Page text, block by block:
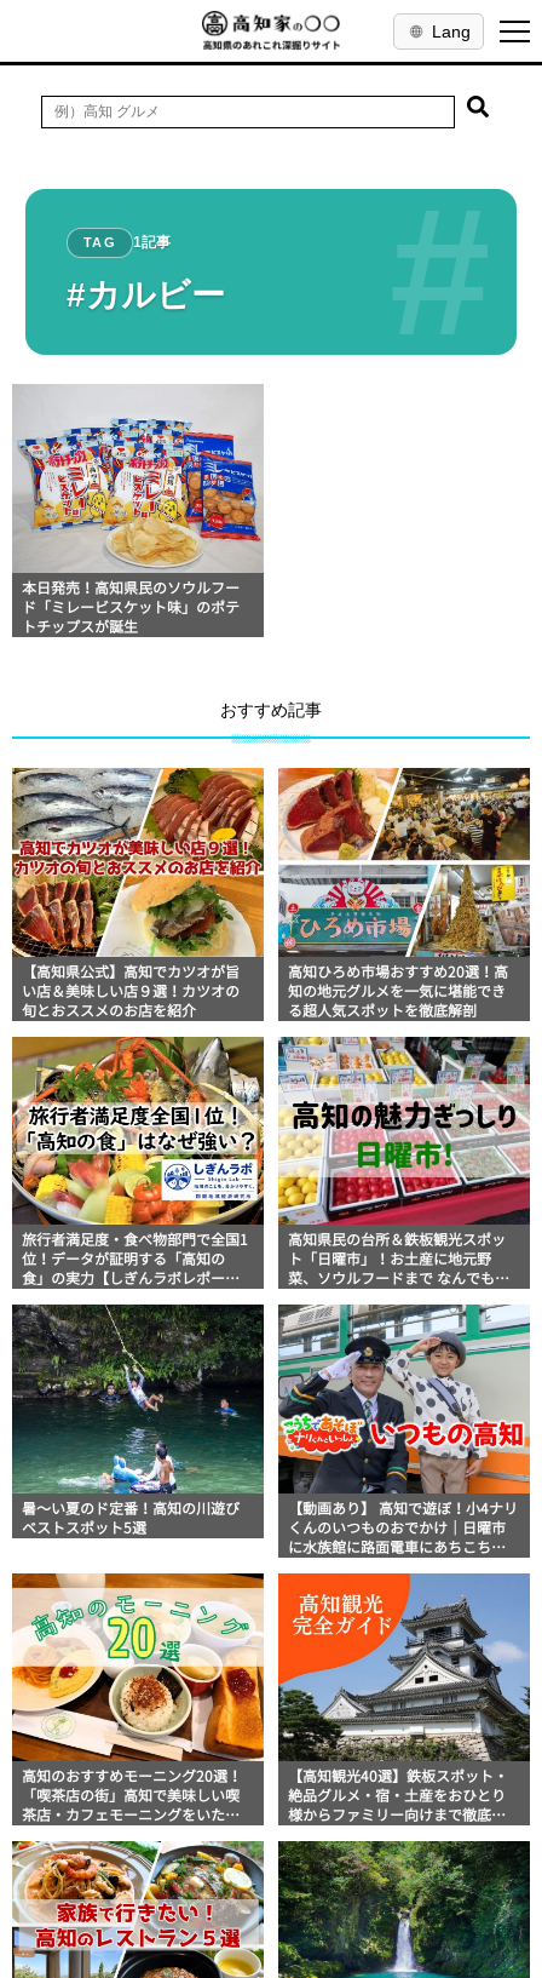
Lang
#
TAG 1記事
#カルビー
本日発売！高知県民のソウルフー
ド「ミレービスケット味」のポテ
トチップスが誕生
おすすめ記事
【高知県公式】高知でカツオが旨
い店＆美味しい店９選！カツオの
旬とおススメのお店を紹介
高知ひろめ市場おすすめ20選！高
知の地元グルメを一気に堪能でき
る超人気スポットを徹底解剖
旅行者満足度・食べ物部門で全国1
位！データが証明する「高知の
食」の実力【しぎんラボレポー
高知県民の台所＆鉄板観光スポッ
ト「日曜市」！お土産に地元野
菜、ソウルフードまで なんでもそ
説！
暑～い夏のド定番！高知の川遊び
ベストスポット5選
【動画あり】 高知で遊ぼ！小4ナリ
くんのいつものおでかけ｜日曜市
に水族館に路面電車にあちこち巡
高知のおすすめモーニング20選！
「喫茶店の街」高知で美味しい喫
茶店・カフェモーニングをいただ
【高知観光40選】鉄板スポット・
絶品グルメ・宿・土産をおひとり
様からファミリー向けまで徹底解